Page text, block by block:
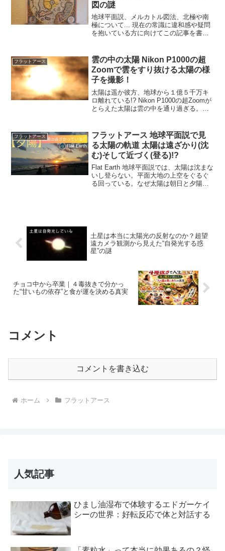
図の謎
地球平面説、メルカトル図法、北極や南
極について... 現在の常識に違和感や疑問
を抱いている方に向けてこの記事を書い
いる北極付近の地図。右が400年ほど昔
に...
フラットアース
雲の中の太陽 Nikon P1000の超
Zoomで雲をすり抜ける太陽の様
子を撮影！
太陽は遥か彼方、地球から１億５千万キ
ロ離れている!? Nikon P1000の超Zoomが
とらえた太陽は雲の中を通り過ぎる。光
がある方に向けて記事を書いています。
TAK...
フラットアース
フラットアース 地球平面説で見
る太陽の軌道 太陽は遠ざかり(沈
む)そして近づく(登る)!?
Flat Earth 地球平面説では、太陽は沈まな
いし登らない。平面大地の上空をぐるぐ
る回っている。なぜ太陽は朝日と夕陽、
土星は本当に太陽光の反射なのか？超望
遠カメラ観測から見えた“自発光する惑
星”の謎
チョコ中から卒業｜４毒抜きで分かっ
た“甘いもの依存”と食が運を決める真実
コメント
コメントを書き込む
ホーム フラットアース
人気記事
ひまし油湿布で体験するエドガーケイ
シーの世界：好転反応で体と対話する